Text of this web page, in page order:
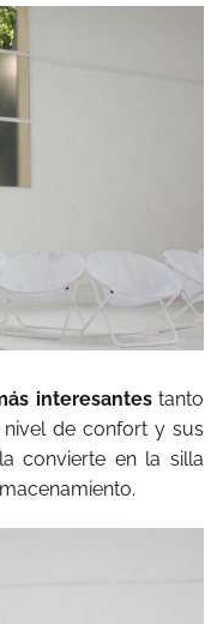
interesantestanto
de confort y sus
convierte en la silla